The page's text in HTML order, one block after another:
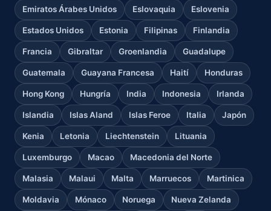
Emiratos Árabes Unidos Eslovaquia Eslovenia
Estados Unidos Estonia Filipinas Finlandia
Francia Gibraltar Groenlandia Guadalupe
Guatemala Guayana Francesa Haití Honduras
Hong Kong Hungría India Indonesia Irlanda
Islandia Islas Aland Islas Feroe Italia Japón
Kenia Letonia Liechtenstein Lituania
Luxemburgo Macao Macedonia del Norte
Malasia Malaui Malta Marruecos Martinica
Moldavia Mónaco Noruega Nueva Zelanda